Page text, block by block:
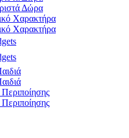
Δώρα
Χαρακτήρα
Χαρακτήρα